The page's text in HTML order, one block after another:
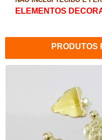
ELEMENTOS
PRODUTOS